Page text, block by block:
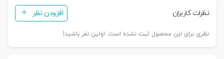
|
و
نظرات کاربران افزودن نظر
نظری برای این محصول ثبت نشده است. اولین نفر باشید!